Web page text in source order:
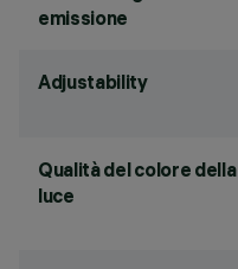
emissione
Adjustability
Qualità del colore della
luce